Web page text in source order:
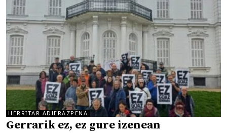
HERRITAR ADIERAZPENA
Gerrarik ez, ez gure izenean